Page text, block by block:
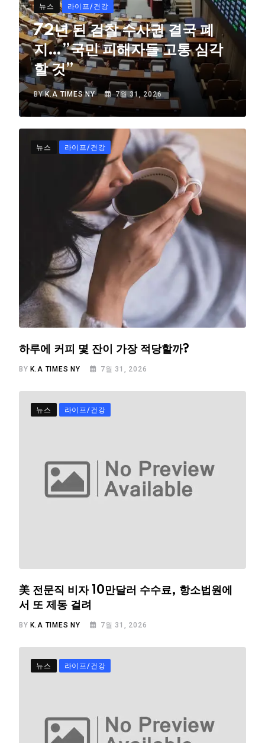
뉴스 라이프/건강
72년 된 검찰 수사권 결국 폐
지…”국민 피해자들 고통 심각
할 것”
BYK.A TIMES NY 7월 31, 2026
뉴스 라이프/건강
하루에 커피 몇 잔이 가장 적당할까?
BYK.A TIMES NY 7월 31, 2026
뉴스 라이프/건강
美 전문직 비자 10만달러 수수료, 항소법원에
서 또 제동 걸려
BY K.A TIMES NY 7월 31, 2026
뉴스 라이프/건강